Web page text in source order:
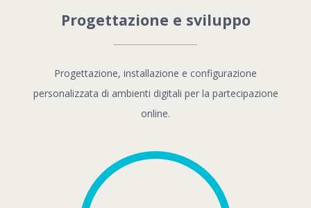
Progettazione e sviluppo
Progettazione, installazione e configurazione
personalizzata di ambienti digitali per la partecipazione
online.